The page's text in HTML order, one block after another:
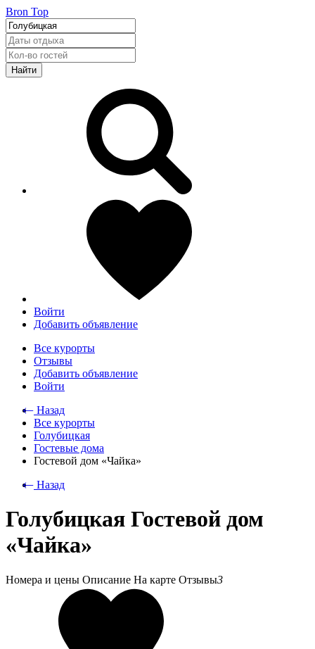
Bron Top
Найти
Войти
Добавить объявление
Все курорты
Отзывы
Добавить объявление
Войти
⃪ Назад
Все курорты
Голубицкая
Гостевые дома
Гостевой дом «Чайка»
⃪ Назад
Голубицкая Гостевой дом
«Чайка»
Номера и цены Описание На карте Отзывы3